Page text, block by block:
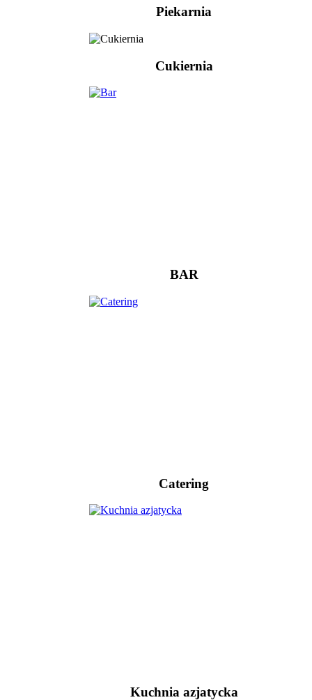
Piekarnia
Cukiernia
BAR
Catering
Kuchnia azjatycka